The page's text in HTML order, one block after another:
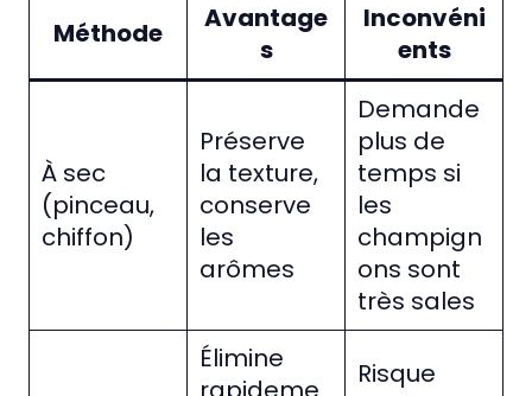
Méthode
Avantage
s
Inconvéni
ents
À sec
(pinceau,
chiffon)
Préserve
la texture,
conserve
les
arômes
Demande
plus de
temps si
les
champign
ons sont
très sales
Élimine
Risque